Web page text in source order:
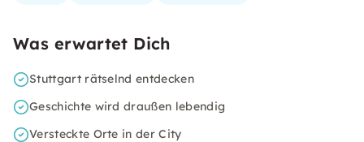
Was erwartet Dich
Stuttgart rätselnd entdecken
Geschichte wird draußen lebendig
Versteckte Orte in der City